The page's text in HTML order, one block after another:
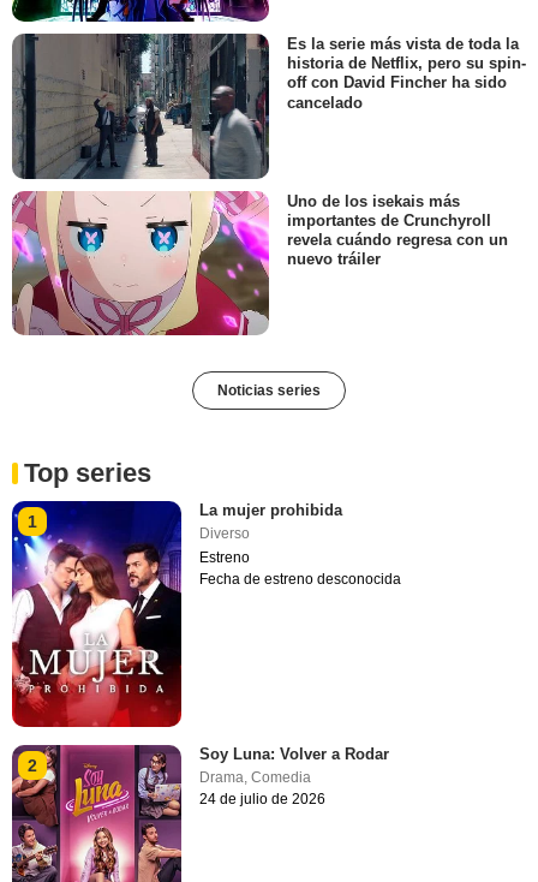
Es la serie más vista de toda la
historia de Netflix, pero su spin-
off con David Fincher ha sido
cancelado
Uno de los isekais más
importantes de Crunchyroll
revela cuándo regresa con un
nuevo tráiler
Noticias series
Top series
1
La mujer prohibida
Diverso
Estreno
Fecha de estreno desconocida
2
Soy Luna: Volver a Rodar
Drama,Comedia
24 de julio de 2026